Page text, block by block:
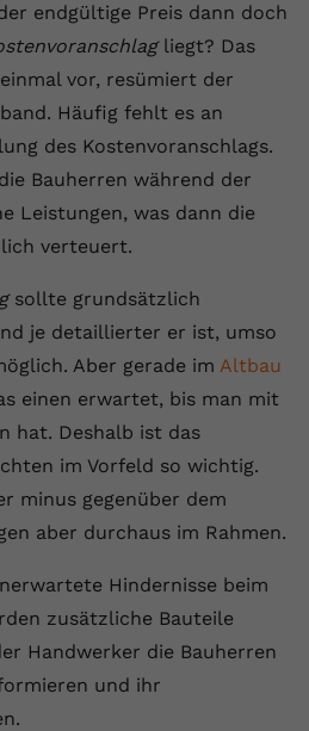
endgültige Preis dann doch
liegt? Das
vor, resümiert der
Häufig fehlt es an
des Kostenvoranschlags.
Bauherren während der
Leistungen, was dann die
verteuert.
sollte grundsätzlich
je detaillierter er ist, umso
Aber gerade im Altbau
einen erwartet, bis man mit
hat. Deshalb ist das
im Vorfeld so wichtig.
minus gegenüber dem
aber durchaus im Rahmen.
Hindernisse beim
zusätzliche Bauteile
Handwerker die Bauherren
und ihr
YouTube gesetzte Cookie
eine eindeutige ID, um
YouTube der Nutzer
YouTube gesetzte Cookie
eine eindeutige ID, um
YouTube der Nutzer
hat.
connected-devices